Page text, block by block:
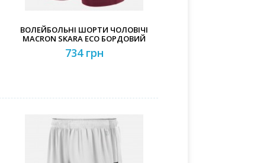
ВОЛЕЙБОЛЬНІ ШОРТИ ЧОЛОВІЧІ
MACRON SKARA ECO БОРДОВИЙ
734 грн